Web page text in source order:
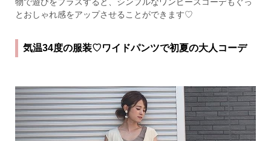
とおしゃれ感をアップさせることができます♡
気温34度の服装♡ワイドパンツで初夏の大人コーデ